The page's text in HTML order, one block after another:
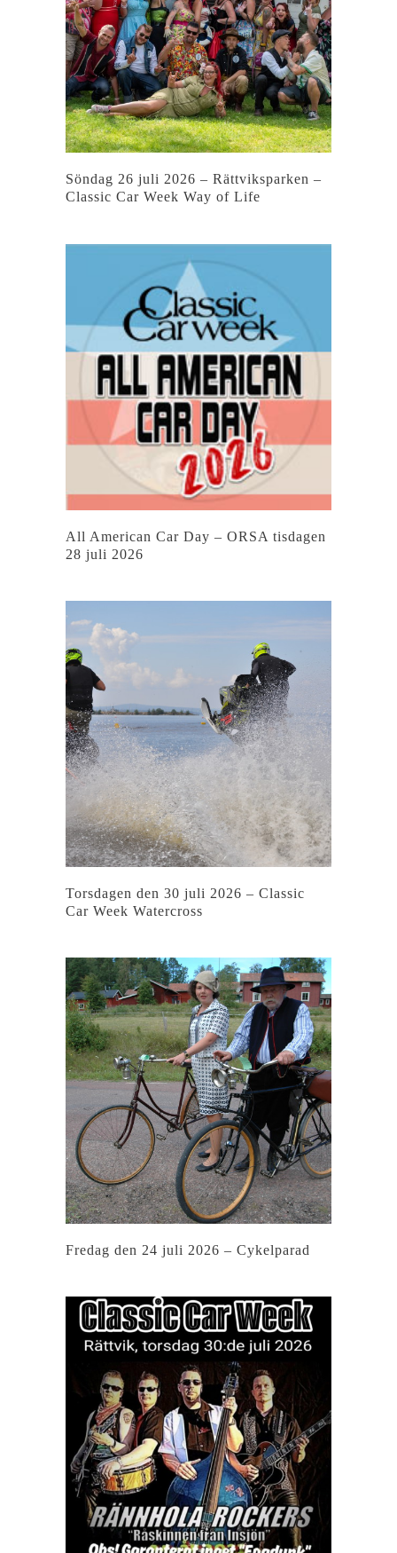
Söndag 26 juli 2026 – Rättviksparken –
Classic Car Week Way of Life
All American Car Day – ORSA tisdagen
28 juli 2026
Torsdagen den 30 juli 2026 – Classic
Car Week Watercross
Fredag den 24 juli 2026 – Cykelparad